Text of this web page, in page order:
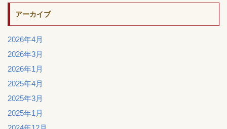
アーカイブ
2026年4月
2026年3月
2026年1月
2025年4月
2025年3月
2025年1月